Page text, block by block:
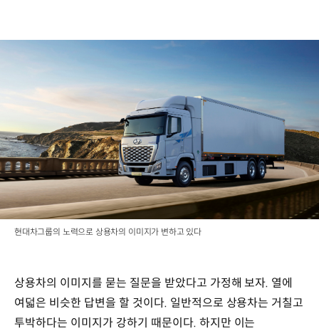
현대차그룹의 노력으로 상용차의 이미지가 변하고 있다
상용차의 이미지를 묻는 질문을 받았다고 가정해 보자. 열에
여덟은 비슷한 답변을 할 것이다. 일반적으로 상용차는 거칠고
투박하다는 이미지가 강하기 때문이다. 하지만 이는